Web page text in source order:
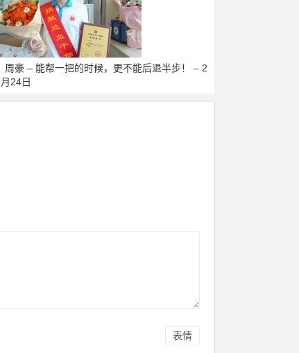
周豪 – 能帮一把的时候，更不能后退半步！ – 2
24日
表情